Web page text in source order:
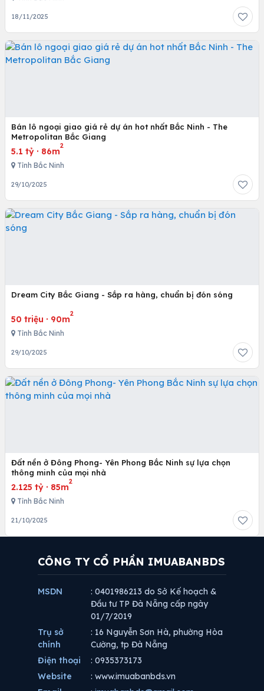
18/11/2025
Bán lô ngoại giao giá rẻ dự án hot nhất Bắc Ninh - The
Metropolitan Bắc Giang
5.1 tỷ · 86m
2
Tỉnh Bắc Ninh
29/10/2025
Dream City Bắc Giang - Sắp ra hàng, chuẩn bị đón sóng
50 triệu · 90m
2
Tỉnh Bắc Ninh
29/10/2025
Đất nền ở Đông Phong- Yên Phong Bắc Ninh sự lựa chọn
thông minh của mọi nhà
2.125 tỷ · 85m
2
Tỉnh Bắc Ninh
21/10/2025
CÔNG TY CỔ PHẦN IMUABANBDS
MSDN
: 0401986213 do Sở Kế hoạch &
Đầu tư TP Đà Nẵng cấp ngày
01/7/2019
Trụ sở
chính
: 16 Nguyễn Sơn Hà, phường Hòa
Cường, tp Đà Nẵng
Điện thoại
: 0935373173
Website
: www.imuabanbds.vn